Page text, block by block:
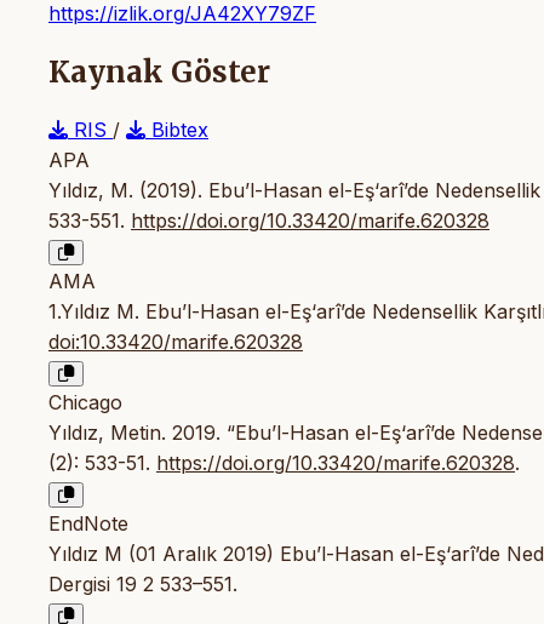
https://izlik.org/JA42XY79ZF
Kaynak Göster
RIS /
Bibtex
APA
Yıldız, M. (2019). Ebu’l-Hasan el-Eş‘arî’de
533-551. https://doi.org/10.33420/marife.620328
AMA
1.Yıldız M. Ebu’l-Hasan el-Eş‘arî’de Nedensellik
doi:10.33420/marife.620328
Chicago
Yıldız, Metin. 2019. “Ebu’l-Hasan el-Eş‘arî’de
(2): 533-51. https://doi.org/10.33420/marife.620328.
EndNote
Yıldız M (01 Aralık 2019) Ebu’l-Hasan el-Eş‘arî’de
Dergisi 19 2 533–551.